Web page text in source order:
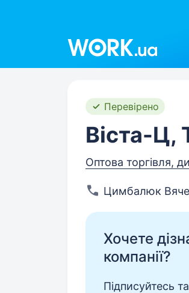
Перевірено
Віста-Ц,
Оптова торгівля,
Цимбалюк
Хочете
компанії?
Підписуйтесь